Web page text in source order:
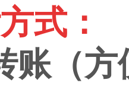
式：
账（方